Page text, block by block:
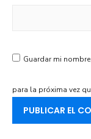
Guardar mi
para la próxima vez